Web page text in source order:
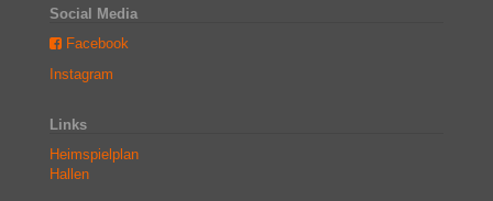
Social Media
Facebook
Instagram
Links
Heimspielplan
Hallen